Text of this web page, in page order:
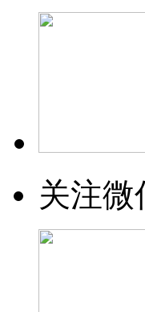
关注微